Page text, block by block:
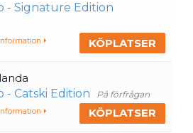
- Signature Edition
KÖPLATSER
- Catski Edition
På förfrågan
KÖPLATSER